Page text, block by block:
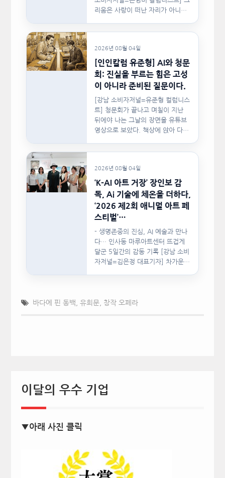
리움은 사랑이 떠난 자리가 아니라,
2026년 08월 04일
[인인칼럼 유준형] AI와 청문
회: 진실을 부르는 힘은 고성
이 아니라 준비된 질문이다.
[강남 소비자저널=유준형 컬럼니스
트] 청문회가 끝나고 며칠이 지난
뒤에야 나는 그날의 장면을 유튜브
영상으로 보았다. 책상에 앉아 다른
2026년 08월 04일
‘K-AI 아트 거장’ 장인보 감
독, Ai 기술에 체온을 더하다,
‘2026 제2회 애니멀 아트 페
스티벌’…
- 생명존중의 진심, AI 예술과 만나
다… 인사동 마루아트센터 뜨겁게
달군 5일간의 감동 기록 [강남 소비
자저널=김은정 대표기자] 차가운
바다에 핀 동백 유희문, 창작 오페라
이달의 우수 기업
▼아래 사진 클릭